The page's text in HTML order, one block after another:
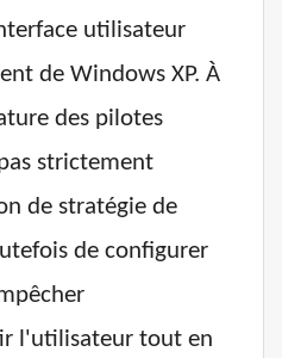
utilisateur
de Windows XP. À
des pilotes
strictement
de stratégie de
de configurer
l'utilisateur tout en